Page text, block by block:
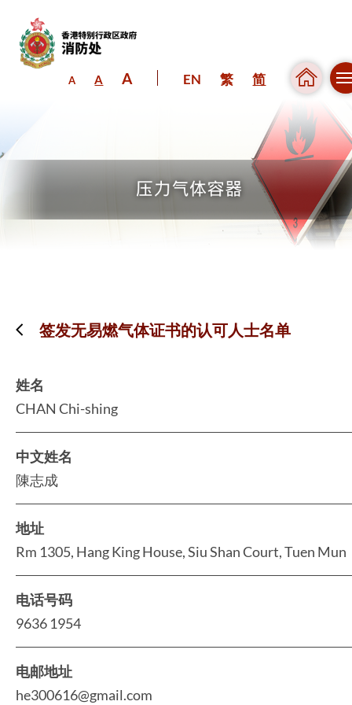
A A A EN 繁 简
签发无易燃气体证书的认可人士名单
姓名
CHAN Chi-shing
中文姓名
陳志成
地址
Rm 1305, Hang King House, Siu Shan Court, Tuen Mun
电话号码
9636 1954
电邮地址
he300616@gmail.com